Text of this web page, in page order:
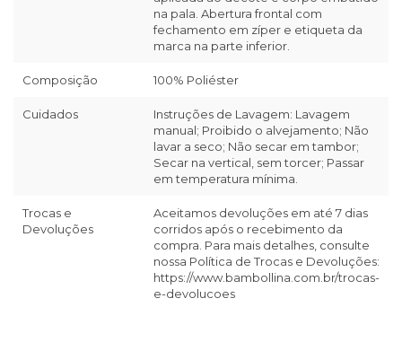
na pala. Abertura frontal com
fechamento em zíper e etiqueta da
marca na parte inferior.
Composição 100% Poliéster
Cuidados
Instruções de Lavagem: Lavagem
manual; Proibido o alvejamento; Não
lavar a seco; Não secar em tambor;
Secar na vertical, sem torcer; Passar
em temperatura mínima.
Trocas e
Devoluções
Aceitamos devoluções em até 7 dias
corridos após o recebimento da
compra. Para mais detalhes, consulte
nossa Política de Trocas e Devoluções:
https://www.bambollina.com.br/trocas-
e-devolucoes